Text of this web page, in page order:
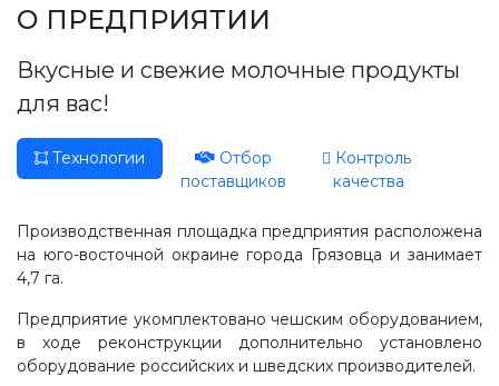
(81755) 2-10-14
Контакты отделов
О ПРЕДПРИЯТИИ
Вкусные и свежие молочные продукты
для вас!
Технологии
Отбор
поставщиков
Контроль
качества
Производственная площадка предприятия расположена
на юго-восточной окраине города Грязовца и занимает
4,7 га.
Предприятие укомплектовано чешским оборудованием,
в ходе реконструкции дополнительно установлено
оборудование российских и шведских производителей.